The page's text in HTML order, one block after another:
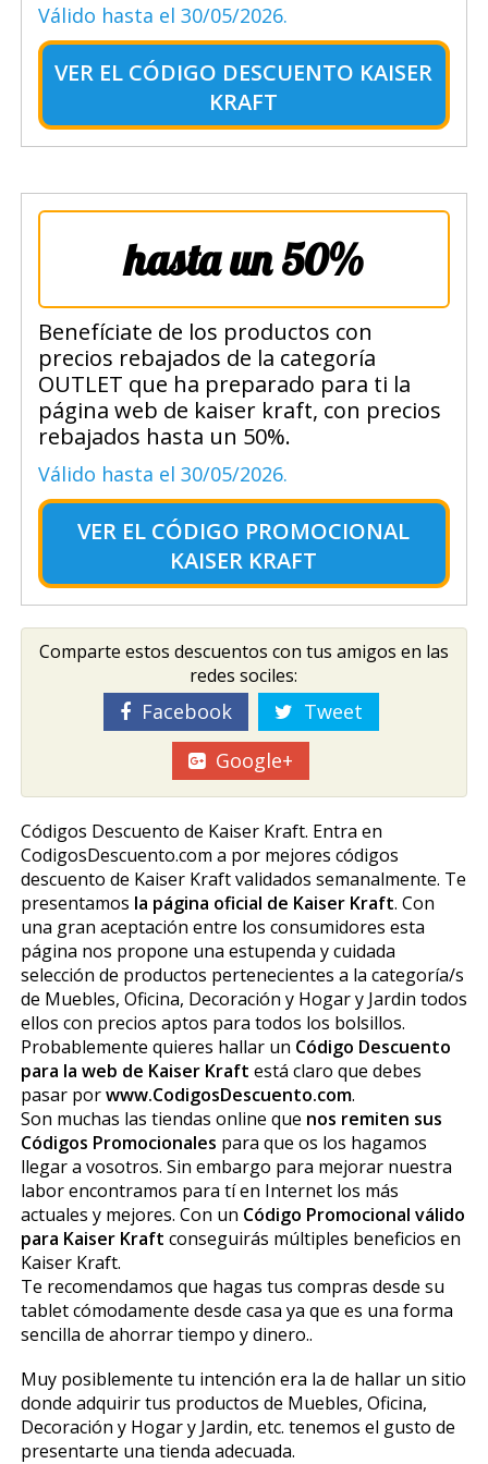
Válido hasta el 30/05/2026.
VER EL CÓDIGO DESCUENTO KAISER
KRAFT
hasta un 50%
Benefíciate de los productos con
precios rebajados de la categoría
OUTLET que ha preparado para ti la
página web de kaiser kraft, con precios
rebajados hasta un 50%.
Válido hasta el 30/05/2026.
VER EL CÓDIGO PROMOCIONAL
KAISER KRAFT
Comparte estos descuentos con tus amigos en las
redes sociles:
Facebook
Tweet
Google+
Códigos Descuento de Kaiser Kraft. Entra en
CodigosDescuento.com a por mejores códigos
descuento de Kaiser Kraft validados semanalmente. Te
presentamos la página oficial de Kaiser Kraft. Con
una gran aceptación entre los consumidores esta
página nos propone una estupenda y cuidada
selección de productos pertenecientes a la categoría/s
de Muebles, Oficina, Decoración y Hogar y Jardin todos
ellos con precios aptos para todos los bolsillos.
Probablemente quieres hallar un Código Descuento
para la web de Kaiser Kraft está claro que debes
pasar porwww.CodigosDescuento.com.
Son muchas las tiendas online que nos remiten sus
Códigos Promocionales para que os los hagamos
llegar a vosotros. Sin embargo para mejorar nuestra
labor encontramos para tí en Internet los más
actuales y mejores. Con un Código Promocional válido
para Kaiser Kraft conseguirás múltiples beneficios en
Kaiser Kraft.
Te recomendamos que hagas tus compras desde su
tablet cómodamente desde casa ya que es una forma
sencilla de ahorrar tiempo y dinero..
Muy posiblemente tu intención era la de hallar un sitio
donde adquirir tus productos de Muebles, Oficina,
Decoración y Hogar y Jardin, etc. tenemos el gusto de
presentarte una tienda adecuada.